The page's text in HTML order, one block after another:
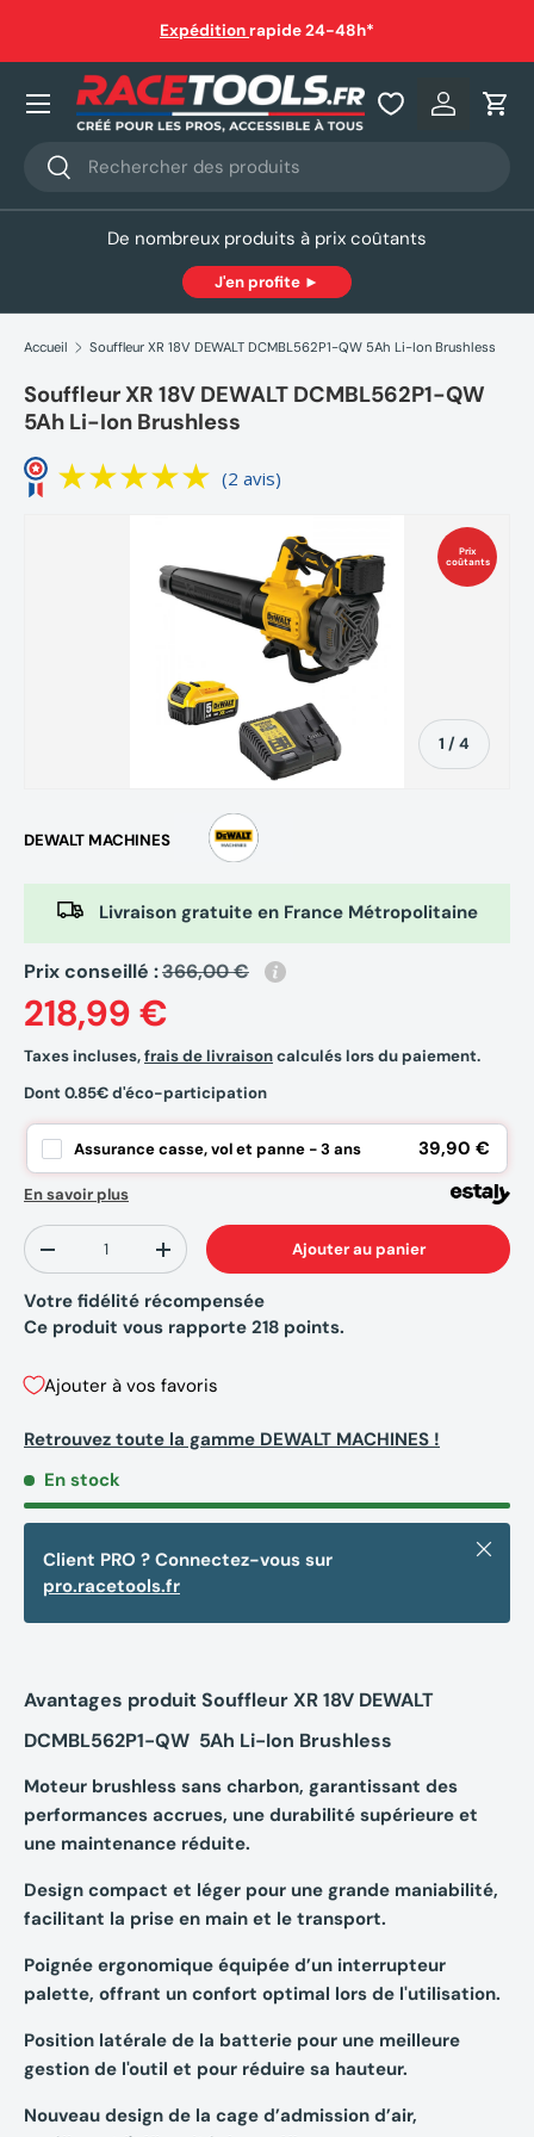
Aller au contenu
Expédition rapide 24-48h*
Recherche
Rechercher
Se
Nos produits
De nombreux produits à prix coûtants
J'en profite ►
Accueil Souffleur XR 18V DEWALT DCMBL562P1-QW 5Ah Li-Ion Brushless
Souffleur XR 18V DEWALT DCMBL562P1-QW
5Ah Li-Ion Brushless
(2 avis)
Prix
coûtants
1 /de
4
DEWALT MACHINES
Livraison gratuite en France Métropolitaine
Prix conseillé :366,00 €
218,99 €
Taxes incluses,frais de livraisoncalculés lors du paiement.
Dont 0.85€ d'éco-participation
Assurance casse, vol et panne - 3 ans 39,90 €
En savoir plus
Qté
-
+ Ajouter au panier
Votre fidélité récompensée
Ce produit vous rapporte 218 points.
Ajouter à vos favoris
Retrouvez toute la gamme DEWALT MACHINES !
En stock
Client PRO ? Connectez-vous sur
pro.racetools.fr
Fermer
Avantages produit Souffleur XR 18V DEWALT
DCMBL562P1-QW 5Ah Li-Ion Brushless
Moteur brushless sans charbon, garantissant des
performances accrues, une durabilité supérieure et
une maintenance réduite.
Design compact et léger pour une grande maniabilité,
facilitant la prise en main et le transport.
Poignée ergonomique équipée d’un interrupteur
palette, offrant un confort optimal lors de l'utilisation.
Position latérale de la batterie pour une meilleure
gestion de l'outil et pour réduire sa hauteur.
Nouveau design de la cage d’admission d’air,